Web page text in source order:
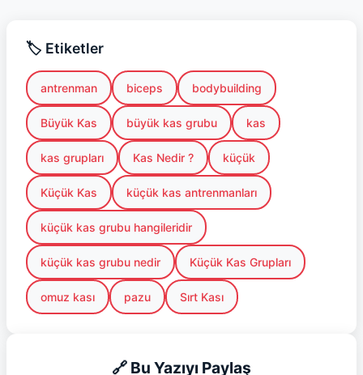
🏷️ Etiketler
antrenman biceps bodybuilding
Büyük Kas büyük kas grubu kas
kas grupları Kas Nedir ? küçük
Küçük Kas küçük kas antrenmanları
küçük kas grubu hangileridir
küçük kas grubu nedir Küçük Kas Grupları
omuz kası pazu Sırt Kası
🔗 Bu Yazıyı Paylaş